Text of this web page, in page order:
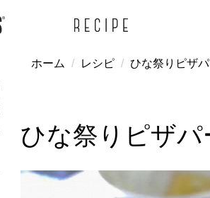
ホーム レシピ ひな祭りピザ
ひな祭りピザパ